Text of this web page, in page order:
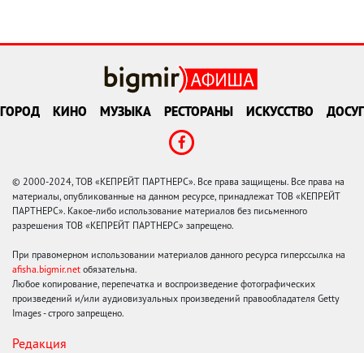
ГОРОД КИНО МУЗЫКА РЕСТОРАНЫ ИСКУССТВО ДОСУГ
© 2000-2024, ТОВ «КЕПРЕЙТ ПАРТНЕРС». Все права защищены. Все права на
материалы, опубликованные на данном ресурсе, принадлежат ТОВ «КЕПРЕЙТ
ПАРТНЕРС». Какое-либо использование материалов без письменного
разрешения ТОВ «КЕПРЕЙТ ПАРТНЕРС» запрещено.
При правомерном использовании материалов данного ресурса гиперссылка на
afisha.bigmir.net обязательна.
Любое копирование, перепечатка и воспроизведение фотографических
произведений и/или аудиовизуальных произведений правообладателя Getty
Images - строго запрещено.
Редакция